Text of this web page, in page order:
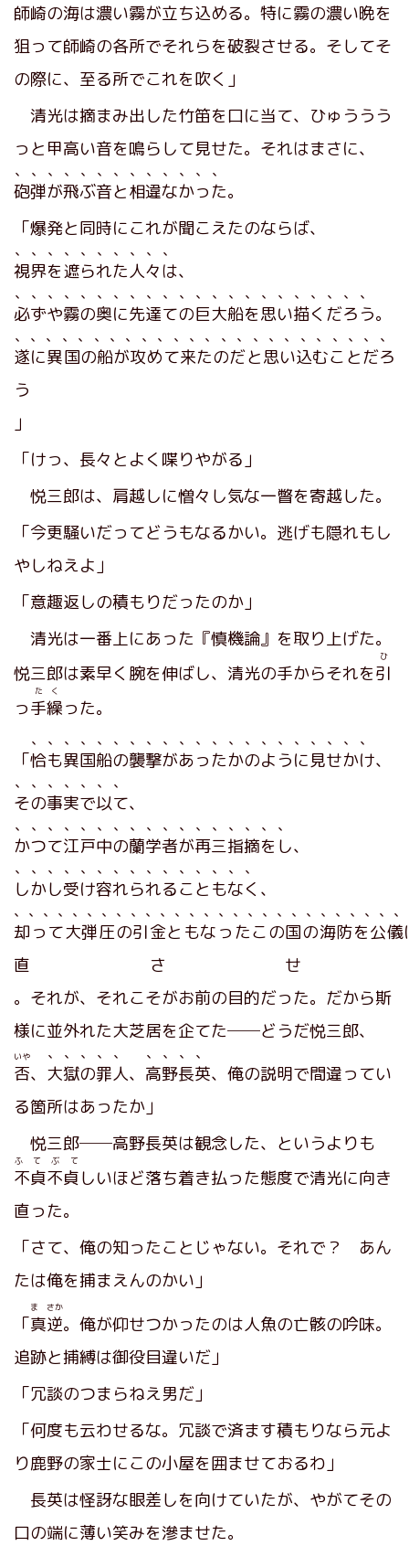
師崎の海は濃い霧が立ち込める。特に霧の濃い晩を
狙って師崎の各所でそれらを破裂させる。そしてそ
の際に、至る所でこれを吹く」
清光は摘まみ出した竹笛を口に当て、ひゅううう
っと甲高い音を鳴らして見せた。それはまさに、
砲弾が飛ぶ音と相違なかった
、、、、、、、、、、、、、
。
「爆発と同時にこれが聞こえたのならば、
視界を遮られた人々は
、、、、、、、、、、
、
必ずや霧の奥に先達ての巨大船を思い描くだろう
、、、、、、、、、、、、、、、、、、、、、、
。
遂に異国の船が攻めて来たのだと思い込むことだろ
う
、、、、、、、、、、、、、、、、、、、、、、、、
」
「けっ、長々とよく喋りやがる」
悦三郎は、肩越しに憎々し気な一瞥を寄越した。
「今更騒いだってどうもなるかい。逃げも隠れもし
やしねえよ」
「意趣返しの積もりだったのか」
清光は一番上にあった『慎機論』を取り上げた。
悦三郎は素早く腕を伸ばし、清光の手からそれを引
ひ
っ手繰
たく
った。
「恰も異国船の襲撃があったかのように見せかけ
、、、、、、、、、、、、、、、、、、、、、
、
その事実で以て
、、、、、、、
、
かつて江戸中の蘭学者が再三指摘をし
、、、、、、、、、、、、、、、、、
、
しかし受け容れられることもなく
、、、、、、、、、、、、、、、
、
却って大弾圧の引金ともなったこの国の海防を公儀
直させ
、、、、、、、、、、、、、、、、、、、、、、、、、、
。それが、それこそがお前の目的だった。だから斯
様に並外れた大芝居を企てた──どうだ悦三郎、
否
いや
、 大獄の罪人
、、、、、
、 高野長英
、、、、
、俺の説明で間違ってい
る箇所はあったか」
悦三郎──高野長英は観念した、というよりも
不貞不貞
ふ て ぶ て
しいほど落ち着き払った態度で清光に向き
直った。
「さて、俺の知ったことじゃない。それで？ あん
たは俺を捕まえんのかい」
「真逆
ま さか
。俺が仰せつかったのは人魚の亡骸の吟味。
追跡と捕縛は御役目違いだ」
「冗談のつまらねえ男だ」
「何度も云わせるな。冗談で済ます積もりなら元よ
り鹿野の家士にこの小屋を囲ませておるわ」
長英は怪訝な眼差しを向けていたが、やがてその
口の端に薄い笑みを滲ませた。